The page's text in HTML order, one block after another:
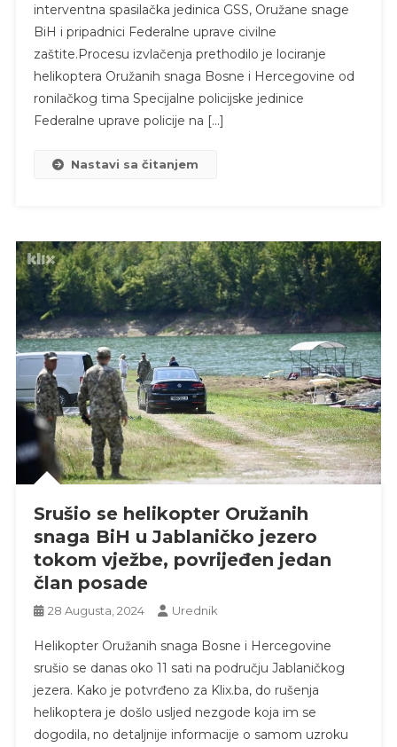
interventna spasilačka jedinica GSS, Oružane snage
BiH i pripadnici Federalne uprave civilne
zaštite.Procesu izvlačenja prethodilo je lociranje
helikoptera Oružanih snaga Bosne i Hercegovine od
ronilačkog tima Specijalne policijske jedinice
Federalne uprave policije na […]
Nastavi sa čitanjem
Srušio se helikopter Oružanih
snaga BiH u Jablaničko jezero
tokom vježbe, povrijeđen jedan
član posade
28 Augusta, 2024 Urednik
Helikopter Oružanih snaga Bosne i Hercegovine
srušio se danas oko 11 sati na području Jablaničkog
jezera. Kako je potvrđeno za Klix.ba, do rušenja
helikoptera je došlo usljed nezgode koja im se
dogodila, no detaljnije informacije o samom uzroku